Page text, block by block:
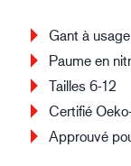
Gant à
Paume en
Tailles 6-12
Certifié
Approuvé